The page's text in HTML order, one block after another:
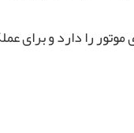
را دارد و برای